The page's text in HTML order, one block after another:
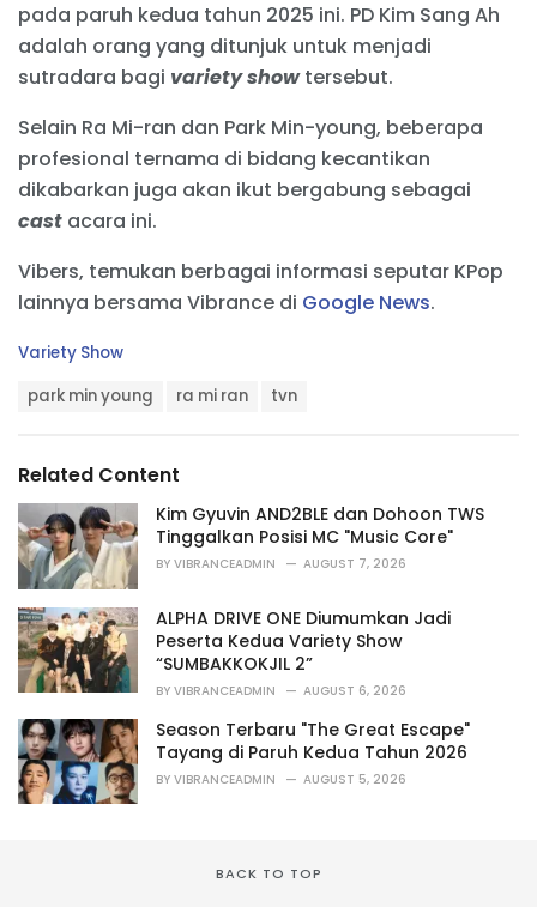
pada paruh kedua tahun 2025 ini. PD Kim Sang Ah
adalah orang yang ditunjuk untuk menjadi
sutradara bagi variety showtersebut.
Selain Ra Mi-ran dan Park Min-young, beberapa
profesional ternama di bidang kecantikan
dikabarkan juga akan ikut bergabung sebagai
cast acara ini.
Vibers, temukan berbagai informasi seputar KPop
lainnya bersama Vibrance di Google News.
C
r
i
e
s
:
Variety Show
:
park min young ra mi ran tvn
Related Content
Kim Gyuvin AND2BLE dan Dohoon TWS
Tinggalkan Posisi MC "Music Core"
BY VIBRANCEADMIN AUGUST 7, 2026
ALPHA DRIVE ONE Diumumkan Jadi
Peserta Kedua Variety Show
“SUMBAKKOKJIL 2”
BY VIBRANCEADMIN AUGUST 6, 2026
Season Terbaru "The Great Escape"
Tayang di Paruh Kedua Tahun 2026
BY VIBRANCEADMIN AUGUST 5, 2026
BACK TO TOP